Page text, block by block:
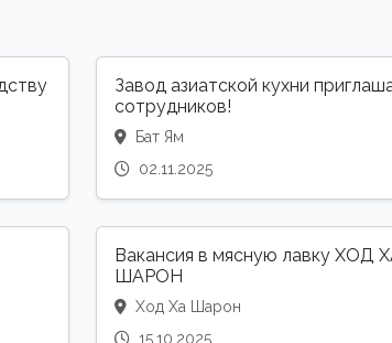
Завод азиатской кухни
сотрудников!
Бат Ям
02.11.2025
Вакансия в мясную лавку ХОД
ШАРОН
Ход Ха Шарон
15.10.2025